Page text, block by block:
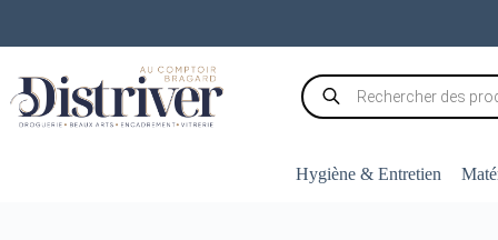
contenu
Recherche
de
produits
Hygiène & Entretien